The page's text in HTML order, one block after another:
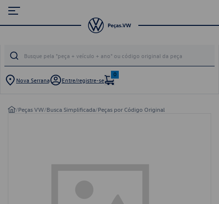
Nova Serrana Entre/registre-se
0
/Peças VW/Busca Simplificada/Peças por Código Original